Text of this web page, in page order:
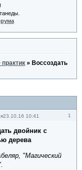
» Воссоздать
1
23.10.16 10:41
двойник с
дерева
"Магический